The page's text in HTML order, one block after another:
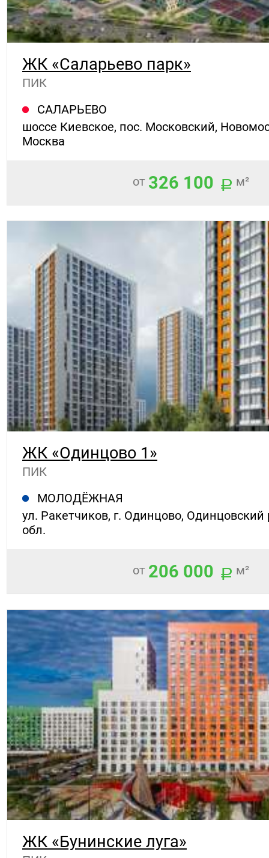
ЖК «Саларьево парк»
ПИК
САЛАРЬЕВО
шоссе Киевское, пос. Московский,
Москва
от 326 100 м²
ЖК «Одинцово 1»
ПИК
МОЛОДЁЖНАЯ
ул. Ракетчиков, г. Одинцово, Одинцовский
обл.
от 206 000 м²
ЖК «Бунинские луга»